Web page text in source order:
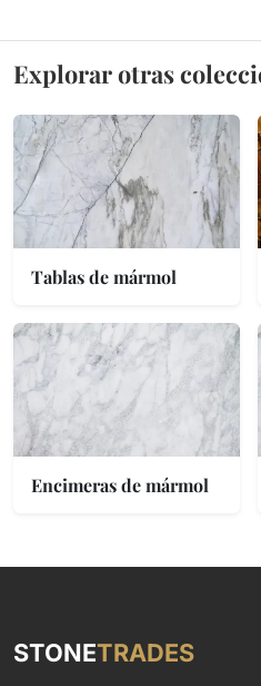
Explorar otras
Tablas de mármol
Encimeras de mármol
STONETRADES